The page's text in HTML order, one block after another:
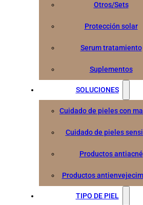
Otros/Sets
Protección solar
Serum tratamiento
Suplementos
SOLUCIONES
Cuidado de pieles con
Cuidado de pieles
Productos antiacné
Productos
TIPO DE PIEL